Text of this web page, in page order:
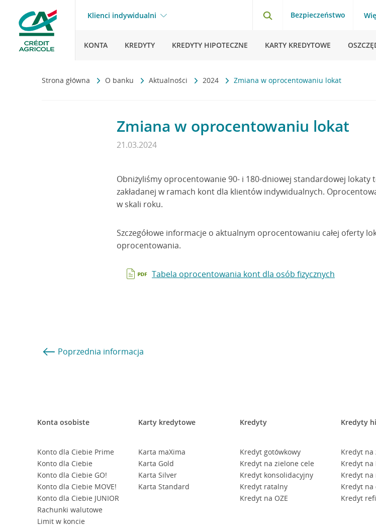
Klienci indywidualni Bezpieczeństwo
KONTA KREDYTY KREDYTY HIPOTECZNE KARTY KREDYTOWE
Strona główna O banku Aktualności 2024 Zmiana w oprocentowaniu lokat
Zmiana w oprocentowaniu lokat
21.03.2024
Obniżyliśmy oprocentowanie 90- i 180-dniowej standardowej lokaty
zakładanej w ramach kont dla klientów indywidualnych.
w skali roku.
Szczegółowe informacje o aktualnym oprocentowaniu całej oferty
oprocentowania.
Tabela oprocentowania kont dla osób fizycznych
Poprzednia informacja
Konta osobiste
Konto dla Ciebie Prime
Konto dla Ciebie
Konto dla Ciebie GO!
Konto dla Ciebie MOVE!
Konto dla Ciebie JUNIOR
Rachunki walutowe
Limit w koncie
Karty kredytowe
Karta maXima
Karta Gold
Karta Silver
Karta Standard
Kredyty
Kredyt gotówkowy
Kredyt na zielone cele
Kredyt konsolidacyjny
Kredyt ratalny
Kredyt na OZE
Kredyty
Kredyt na
Kredyt
Kredyt
Kredyt na
Kredyt